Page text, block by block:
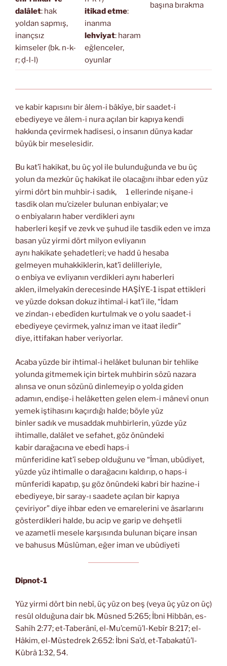
dalâlet: hak
yoldan sapmış,
inançsız
kimseler (bk. n-k-
r; ḍ-l-l)
itikad etme:
inanma
lehviyat: haram
eğlenceler,
oyunlar
başına bırakma
ve kabir kapısını bir âlem-i bâkîye, bir saadet-i
ebediyeye ve âlem-i nura açılan bir kapıya kendi
hakkında çevirmek hadisesi, o insanın dünya kadar
büyük bir meselesidir.
Bu kat’î hakikat, bu üç yol ile bulunduğunda ve bu üç
yolun da mezkûr üç hakikat ile olacağını ihbar eden yüz
yirmi dört bin muhbir-i sadık,
1 ellerinde nişane-i
tasdik olan mu’cizeler bulunan enbiyalar; ve
o enbiyaların haber verdikleri aynı
haberleri keşif ve zevk ve şuhud ile tasdik eden ve imza
basan yüz yirmi dört milyon evliyanın
aynı hakikate şehadetleri; ve hadd ü hesaba
gelmeyen muhakkiklerin, kat’î delilleriyle,
o enbiya ve evliyanın verdikleri aynı haberleri
aklen, ilmelyakîn derecesinde HAŞİYE-1 ispat ettikleri
ve yüzde doksan dokuz ihtimal-i kat’î ile, “İdam
ve zindan-ı ebedîden kurtulmak ve o yolu saadet-i
ebediyeye çevirmek, yalnız iman ve itaat iledir”
diye, ittifakan haber veriyorlar.
Acaba yüzde bir ihtimal-i helâket bulunan bir tehlike
yolunda gitmemek için birtek muhbirin sözü nazara
alınsa ve onun sözünü dinlemeyip o yolda giden
adamın, endişe-i helâketten gelen elem-i mânevî onun
yemek iştihasını kaçırdığı halde; böyle yüz
binler sadık ve musaddak muhbirlerin, yüzde yüz
ihtimalle, dalâlet ve sefahet, göz önündeki
kabir darağacına ve ebedî haps-i
münferidine kat’î sebep olduğunu ve “İman, ubûdiyet,
yüzde yüz ihtimalle o darağacını kaldırıp, o haps-i
münferidi kapatıp, şu göz önündeki kabri bir hazine-i
ebediyeye, bir saray-ı saadete açılan bir kapıya
çeviriyor” diye ihbar eden ve emarelerini ve âsarlarını
gösterdikleri halde, bu acip ve garip ve dehşetli
ve azametli mesele karşısında bulunan biçare insan
ve bahusus Müslüman, eğer iman ve ubûdiyeti
Dipnot-1
Yüz yirmi dört bin nebî, üç yüz on beş (veya üç yüz on üç)
resûl olduğuna dair bk. Müsned 5:265; İbni Hibbân, es-
Sahîh 2:77; et-Taberânî, el-Mu’cemü’l-Kebîr 8:217; el-
Hâkim, el-Müstedrek 2:652: İbni Sa’d, et-Tabakatü’l-
Kübrâ 1:32, 54.